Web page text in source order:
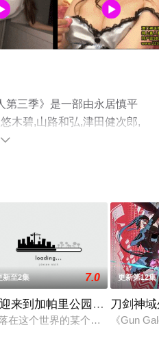
第三季》是一部由永居慎平
木碧,山路和弘,津田健次郎,
大辅,日野聪,鸟海浩辅,小野
已揭晓（1-12全集），手
漫、电视猫或剧情网等平台

，时值暑期，夏纪、小周以及
新至2集 7.0
来到加帕里公园第三季
在这个世界的某个角落的超大型
更新第12集
刀剑神
《Gun